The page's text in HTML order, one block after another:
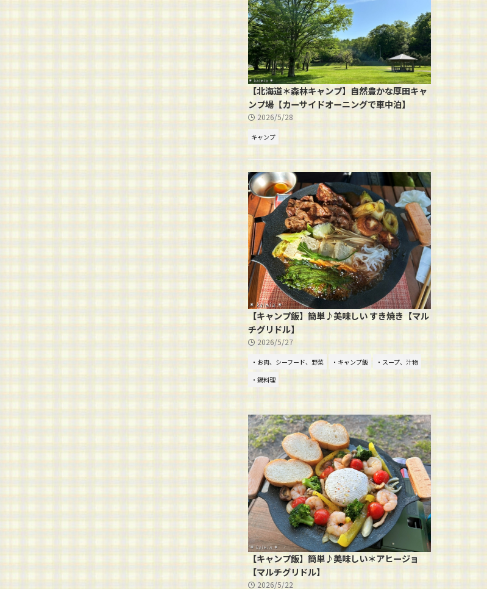
【北海道＊森林キャンプ】自然豊かな厚田キャ
ンプ場【カーサイドオーニングで車中泊】
2026/5/28
キャンプ
【キャンプ飯】簡単♪美味しい すき焼き【マル
チグリドル】
2026/5/27
・お肉、シーフード、野菜 ・キャンプ飯
・スープ、汁物
・鍋料理
【キャンプ飯】簡単♪美味しい＊アヒージョ
【マルチグリドル】
2026/5/22